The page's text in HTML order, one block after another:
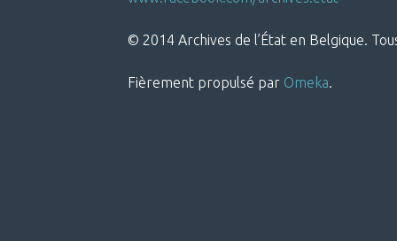
© 2014 Archives de l’État en Belgique.
Fièrement propulsé par Omeka.